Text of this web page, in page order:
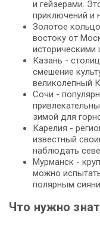
и гейзерами.
приключений и
Золотое
востоку от
историческими
Казань -
смешение
великолепный
Сочи -
зимой для
Карелия -
известный
наблюдать
Мурманск -
можно
полярным
Что нужно